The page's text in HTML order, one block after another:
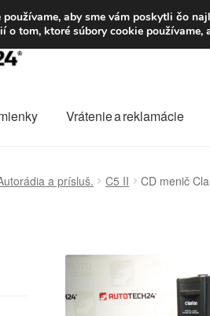
Vrátenie a reklamácie
a prísluš. C5 II CD menič
používame, aby sme vám poskytli čo
o tom, ktoré súbory cookie používame,